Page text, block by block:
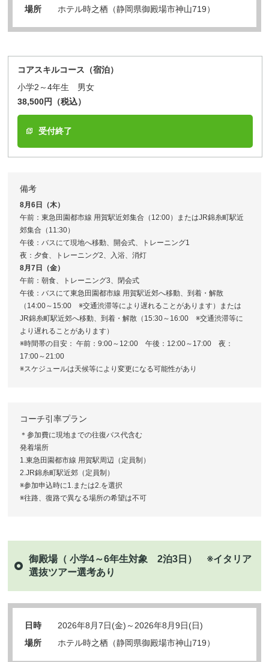
場所 ホテル時之栖（静岡県御殿場市神山719）
コアスキルコース（宿泊）
小学2～4年生 男女
38,500円（税込）
受付終了
備考
8月6日（木）
午前：東急田園都市線 用賀駅近郊集合（12:00）またはJR錦糸町駅近
郊集合（11:30）
午後：バスにて現地へ移動、開会式、トレーニング1
夜：夕食、トレーニング2、入浴、消灯
8月7日（金）
午前：朝食、トレーニング3、閉会式
午後：バスにて東急田園都市線 用賀駅近郊へ移動、到着・解散
（14:00～15:00 ※交通渋滞等により遅れることがあります）または
JR錦糸町駅近郊へ移動、到着・解散（15:30～16:00 ※交通渋滞等に
より遅れることがあります）
※時間帯の目安： 午前：9:00～12:00 午後：12:00～17:00 夜：
17:00～21:00
※スケジュールは天候等により変更になる可能性があり
コーチ引率プラン
＊参加費に現地までの往復バス代含む
発着場所
1.東急田園都市線 用賀駅周辺（定員制）
2.JR錦糸町駅近郊（定員制）
※参加申込時に1.または2.を選択
※往路、復路で異なる場所の希望は不可
御殿場（ 小学4～6年生対象 2泊3日） ※イタリア
選抜ツアー選考あり
日時
2026年8月7日(金)～2026年8月9日(日)
場所
ホテル時之栖（静岡県御殿場市神山719）